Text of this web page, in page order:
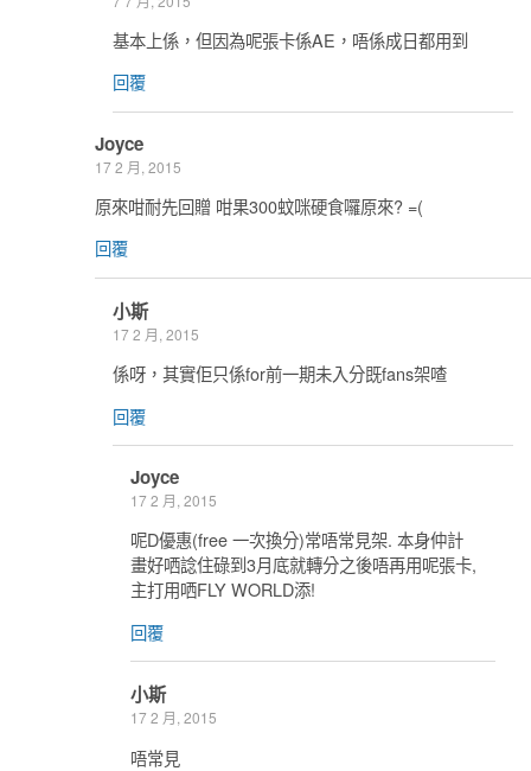
基本上係，但因為呢張卡係AE，唔係成日都用到
回覆
Joyce
17 2 月, 2015
原來咁耐先回贈 咁果300蚊咪硬食囉原來? =(
回覆
小斯
17 2 月, 2015
係呀，其實佢只係for前一期未入分既fans架喳
回覆
Joyce
17 2 月, 2015
呢D優惠(free 一次換分)常唔常見架. 本身仲計
畫好哂諗住碌到3月底就轉分之後唔再用呢張卡,
主打用哂FLY WORLD添!
回覆
小斯
17 2 月, 2015
唔常見